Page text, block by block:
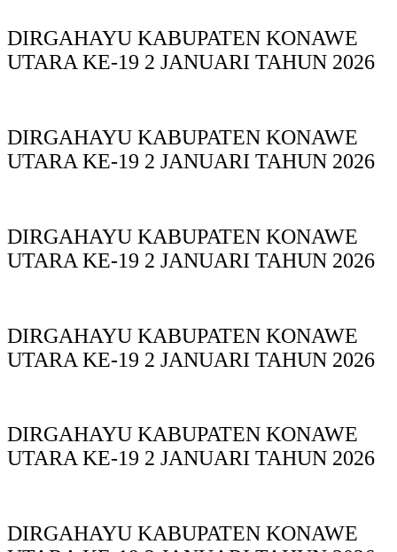
DIRGAHAYU KABUPATEN KONAWE
UTARA KE-19 2 JANUARI TAHUN 2026
DIRGAHAYU KABUPATEN KONAWE
UTARA KE-19 2 JANUARI TAHUN 2026
DIRGAHAYU KABUPATEN KONAWE
UTARA KE-19 2 JANUARI TAHUN 2026
DIRGAHAYU KABUPATEN KONAWE
UTARA KE-19 2 JANUARI TAHUN 2026
DIRGAHAYU KABUPATEN KONAWE
UTARA KE-19 2 JANUARI TAHUN 2026
DIRGAHAYU KABUPATEN KONAWE